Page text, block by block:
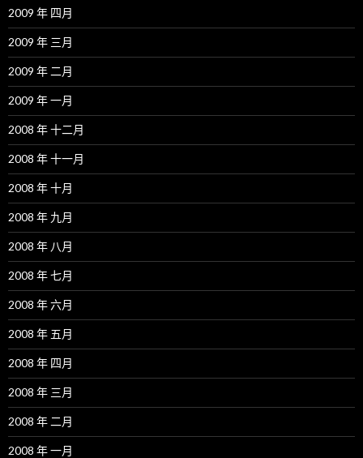
2009 年 四月
2009 年 三月
2009 年 二月
2009 年 一月
2008 年 十二月
2008 年 十一月
2008 年 十月
2008 年 九月
2008 年 八月
2008 年 七月
2008 年 六月
2008 年 五月
2008 年 四月
2008 年 三月
2008 年 二月
2008 年 一月